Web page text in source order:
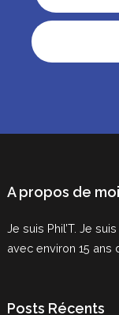
A propos de moi
Je suis Phil’T. Je
avec environ 15 ans
Posts Récents